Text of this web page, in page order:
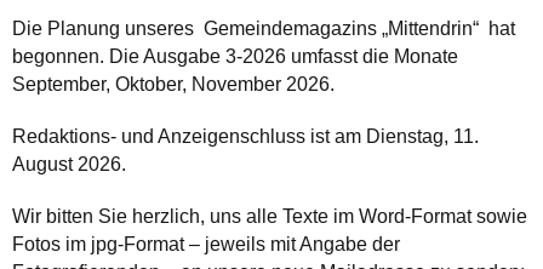
Die Planung unseres Gemeindemagazins „Mittendrin“ hat
begonnen. Die Ausgabe 3-2026 umfasst die Monate
September, Oktober, November 2026.
Redaktions- und Anzeigenschluss ist am Dienstag, 11.
August 2026.
Wir bitten Sie herzlich, uns alle Texte im Word-Format sowie
Fotos im jpg-Format – jeweils mit Angabe der